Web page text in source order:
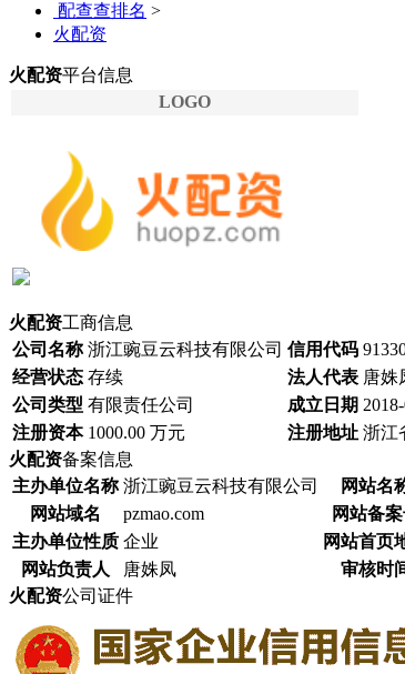
配查查排名 >
火配资
火配资平台信息
LOGO
火配资工商信息
公司名称 浙江豌豆云科技有限公司 信用代码
经营状态 存续 法人代表 唐姝
公司类型 有限责任公司 成立日期
注册资本 1000.00 万元 注册地址 浙江
火配资备案信息
主办单位名称 浙江豌豆云科技有限公司 网站名
网站域名
pzmao.com 网站备
主办单位性质 企业 网站首页
网站负责人
唐姝凤 审核时
火配资公司证件